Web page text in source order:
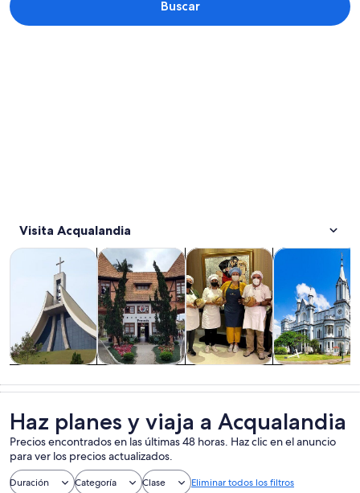
Buscar
Visita Acqualandia
excursiones de
Tours y excursiones de un díaSe abrirá en una nueva pestaña
historia
Cultura e historiaSe abrirá en una nueva
bebidas y vida
Alimentos, bebidas y vida
y
Tours
Haz planes y viaja a Acqualandia
Precios encontrados en las últimas 48 horas. Haz clic en el anuncio
para ver los precios actualizados.
Duración Categoría Clase Eliminar todos los filtros